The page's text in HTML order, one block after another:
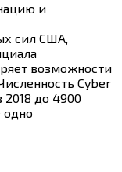
и
сил США,
возможности
Cyber
2018 до 4900
одно